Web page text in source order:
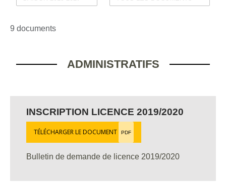
9 documents
ADMINISTRATIFS
INSCRIPTION LICENCE 2019/2020
TÉLÉCHARGER LE DOCUMENT PDF
Bulletin de demande de licence 2019/2020